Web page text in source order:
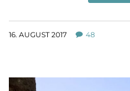
16. AUGUST 2017 48